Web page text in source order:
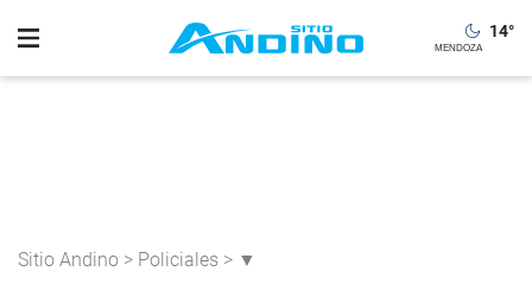
14°
Sitio Andino > Policiales > ▼